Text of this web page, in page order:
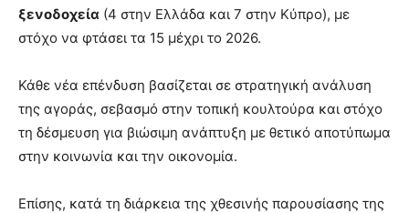
ξενοδοχεία (4 στην Ελλάδα και 7 στην Κύπρο), με
στόχο να φτάσει τα 15 μέχρι το 2026.
Κάθε νέα επένδυση βασίζεται σε στρατηγική ανάλυση
της αγοράς, σεβασμό στην τοπική κουλτούρα και στόχο
τη δέσμευση για βιώσιμη ανάπτυξη με θετικό αποτύπωμα
στην κοινωνία και την οικονομία.
Επίσης, κατά τη διάρκεια της χθεσινής παρουσίασης της